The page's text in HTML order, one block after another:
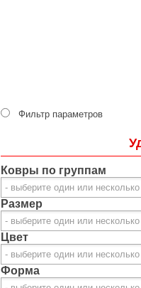
Фильтр параметров
Ковры по группам
Размер
Цвет
Форма